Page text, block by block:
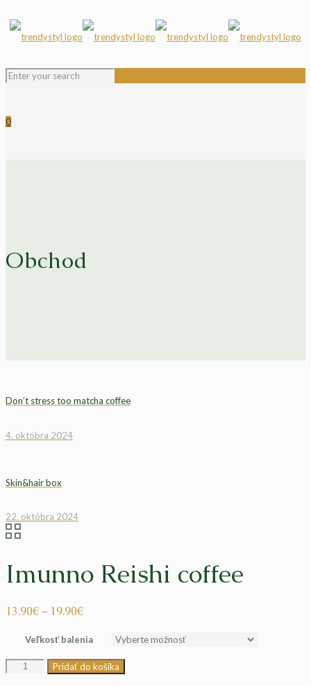
0
Obchod
Don’t stress too matcha coffee
4. októbra 2024
Skin&hair box
22. októbra 2024
Imunno Reishi coffee
13.90€– 19.90€
Veľkosť balenia
množstvo
Imunno
Pridať do košíka